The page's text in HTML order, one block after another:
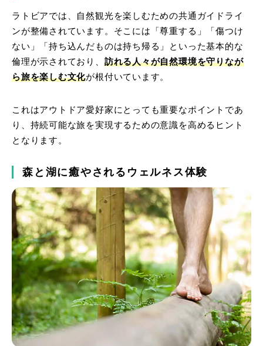
ラトビアでは、自然観光を楽しむための共通ガイドライ
ンが整備されています。そこには「尊重する」「傷つけ
ない」「持ち込んだものは持ち帰る」といった基本的な
倫理が示されており、 訪れる人々が自然環境を守りなが
ら旅を楽しむ文化が根付いています。
これはアウトドア愛好家にとっても重要なポイントであ
り、持続可能な旅を実現するための意識を高めるヒント
となります。
森と湖に癒やされるウェルネス体験